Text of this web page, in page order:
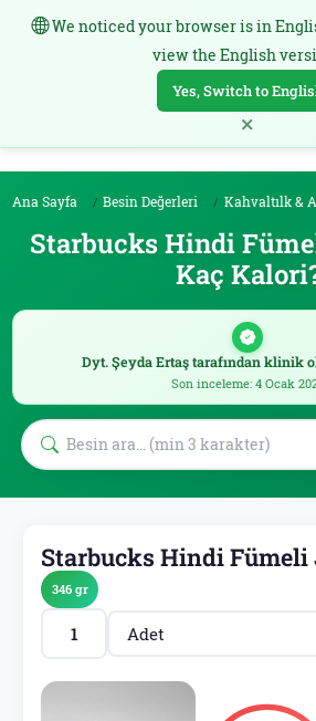
We noticed your browser is in
view the English
Yes, Switch to
×
TR
Ana Sayfa Besin Değerleri Kahvaltılk &
Starbucks Hindi
Kaç
Dyt. Şeyda Ertaş tarafından klinik
Son inceleme: 4 Ocak
Starbucks Hindi
346 gr